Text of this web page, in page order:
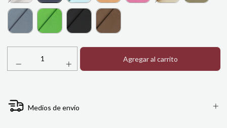
Medios de envío